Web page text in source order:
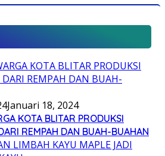
Januari 18, 2024
KOTA BLITAR PRODUKSI
REMPAH DAN BUAH-BUAHAN